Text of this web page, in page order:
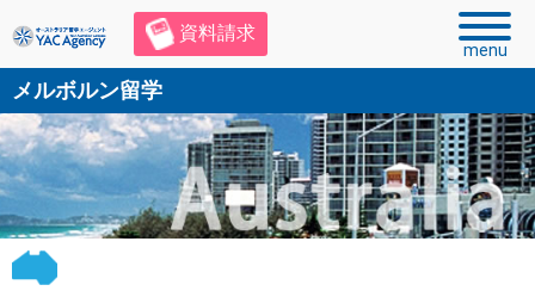
資料請求
menu
メルボルン留学